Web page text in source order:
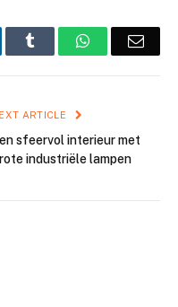
Tumblr WhatsApp
ARTICLE
sfeervol interieur met
industriële lampen